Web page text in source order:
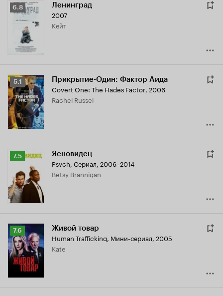
Рейтинг
Кинопоиска
6.8 Ленинград
2007
Кейт
Рейтинг
Кинопоиска
5.1
5.1 Прикрытие-Один: Фактор Аида
Covert One: The Hades Factor, 2006
Rachel Russel
Рейтинг
Кинопоиска
7.5
7.5 Ясновидец
Psych, Сериал, 2006–2014
Betsy Brannigan
Рейтинг
Кинопоиска
7.6
7.6 Живой товар
Human Trafficking, Мини-сериал, 2005
Kate